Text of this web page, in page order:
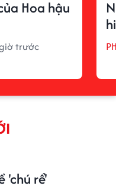
Hoa hậu
trước
'chú rể'